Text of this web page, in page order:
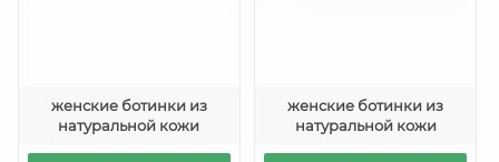
женские ботинки из
натуральной кожи
женские ботинки из
натуральной кожи